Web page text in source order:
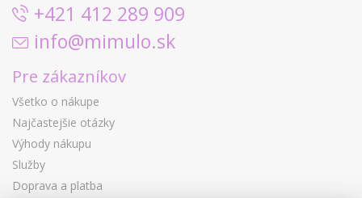
+421 412 289 909
info@mimulo.sk
Pre zákazníkov
Všetko o nákupe
Najčastejšie otázky
Výhody nákupu
Služby
Doprava a platba